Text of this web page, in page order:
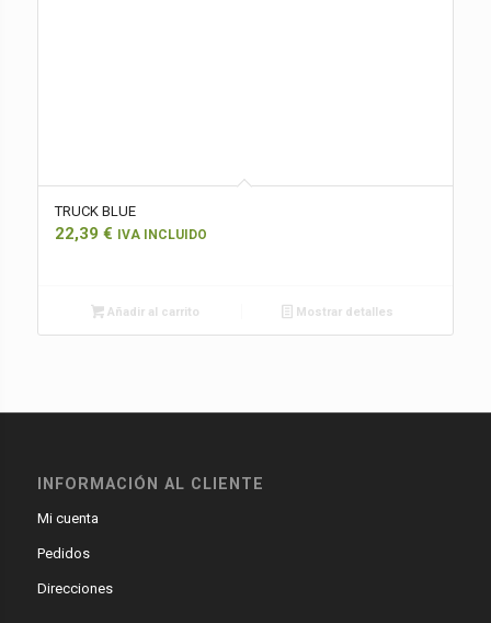
TRUCK BLUE
22,39 € IVA INCLUIDO
Añadir al carrito Mostrar detalles
INFORMACIÓN AL CLIENTE
Mi cuenta
Pedidos
Direcciones